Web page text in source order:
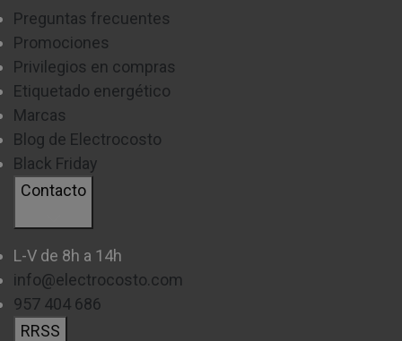
Disponemos de distintos modelos preparados tanto
para recibir suministro de
Las cocinas eléctricas
poner en marcha tanto el horno principal como los
fuegos, estas ofrecen un excelente control de la
temperatura, así como una mayor facilidad de
limpieza en la parte del hornillo.
para el funcionamiento del horno principal y el
hornillo. Con ellos el calor es instantáneo y tienen la
ventaja de ser más baratas que las eléctricas.
Preguntas frecuentes
Promociones
Privilegios en compras
Etiquetado energético
Marcas
Blog de Electrocosto
Black Friday
Contacto
L-V de 8h a 14h
info@electrocosto.com
957 404 686
RRSS